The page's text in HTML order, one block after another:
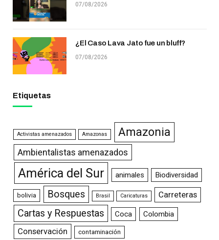
07/08/2026
¿El Caso Lava Jato fue un bluff?
07/08/2026
Etiquetas
Activistas amenazados Amazonas Amazonia
Ambientalistas amenazados
América del Sur animales Biodiversidad
bolivia Bosques Brasil Caricaturas Carreteras
Cartas y Respuestas Coca Colombia
Conservación contaminación